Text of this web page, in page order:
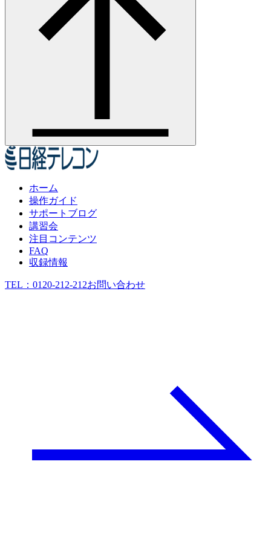
ホーム
操作ガイド
サポートブログ
講習会
注目コンテンツ
FAQ
収録情報
TEL： 0120-212-212お問い合わせ